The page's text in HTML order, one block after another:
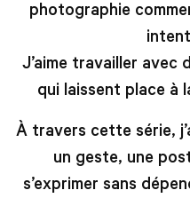
photographie
J’aime travailler avec
qui laissent place à
À travers cette série,
un geste, une
s’exprimer sans